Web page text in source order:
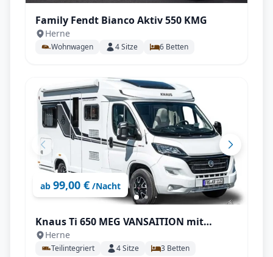
Family Fendt Bianco Aktiv 550 KMG
Herne
Wohnwagen 4Sitze 6 Betten
ab 99,00 € /Nacht
Knaus Ti 650 MEG VANSAITION mit
Herne
Teilintegriert 4Sitze 3 Betten